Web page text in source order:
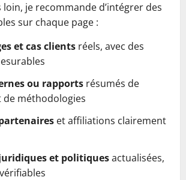
je recommande d’intégrer des
sur chaque page :
et cas clients réels, avec des
ou rapports résumés de
de méthodologies
et affiliations clairement
et politiquesactualisées,